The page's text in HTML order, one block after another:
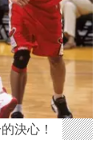
決心！